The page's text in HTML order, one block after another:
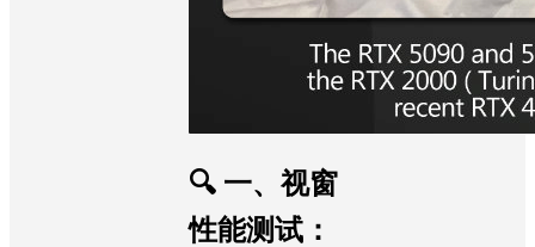
🔍 一、视窗
性能测试：